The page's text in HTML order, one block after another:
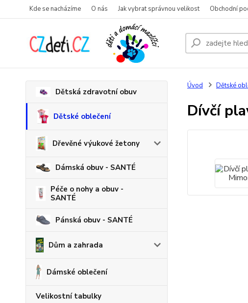
Kde se nacházíme O nás Jak vybrat správnou velikost Obchodní
Dětská zdravotní obuv
Dětské oblečení
Dřevěné výukové žetony
Dámská obuv - SANTÉ
Péče o nohy a obuv -
SANTÉ
Pánská obuv - SANTÉ
Dům a zahrada
Dámské oblečení
Velikostní tabulky
Úvod Dětské
Dívčí